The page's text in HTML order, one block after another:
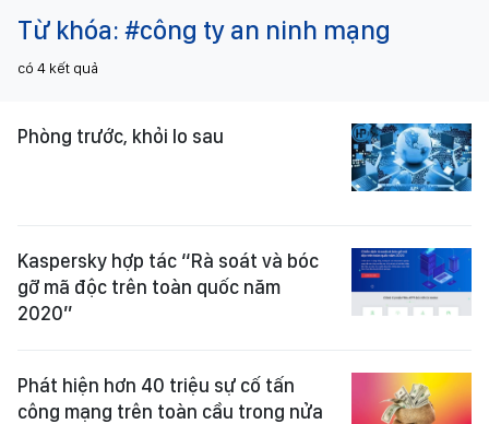
Từ khóa: #công ty an ninh mạng
có 4 kết quả
Phòng trước, khỏi lo sau
Kaspersky hợp tác “Rà soát và bóc
gỡ mã độc trên toàn quốc năm
2020”
Phát hiện hơn 40 triệu sự cố tấn
công mạng trên toàn cầu trong nửa